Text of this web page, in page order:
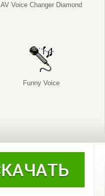
AV Voice Changer Diamond
Funny Voice